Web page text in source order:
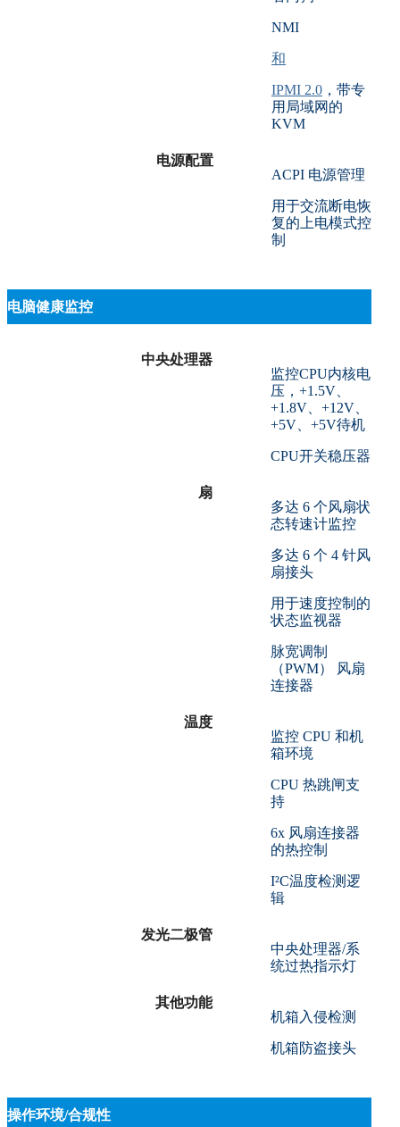
NMI
和
IPMI 2.0 ，带专
用局域网的
KVM
电源配置
ACPI 电源管理
用于交流断电恢
复的上电模式控
制
电脑健康监控
中央处理器
监控CPU内核电
压，+1.5V、
+1.8V、+12V、
+5V、+5V待机
CPU开关稳压器
扇
多达 6 个风扇状
态转速计监控
多达 6 个 4 针风
扇接头
用于速度控制的
状态监视器
脉宽调制
（PWM） 风扇
连接器
温度
监控 CPU 和机
箱环境
CPU 热跳闸支
持
6x 风扇连接器
的热控制
I²C温度检测逻
辑
发光二极管
中央处理器/系
统过热指示灯
其他功能
机箱入侵检测
机箱防盗接头
操作环境/合规性